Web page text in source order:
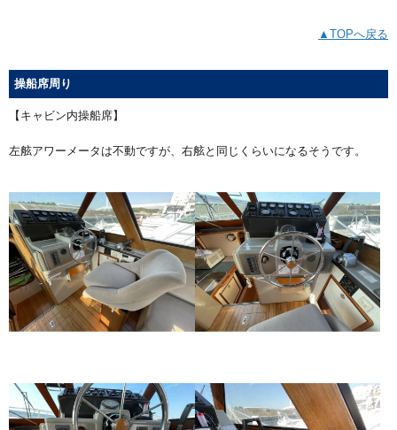
▲TOPへ戻る
操船席周り
【キャビン内操船席】
左舷アワーメータは不動ですが、右舷と同じくらいになるそうです。